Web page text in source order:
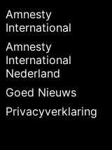
Amnesty
International
Amnesty
International
Nederland
Goed Nieuws
Privacyverklaring